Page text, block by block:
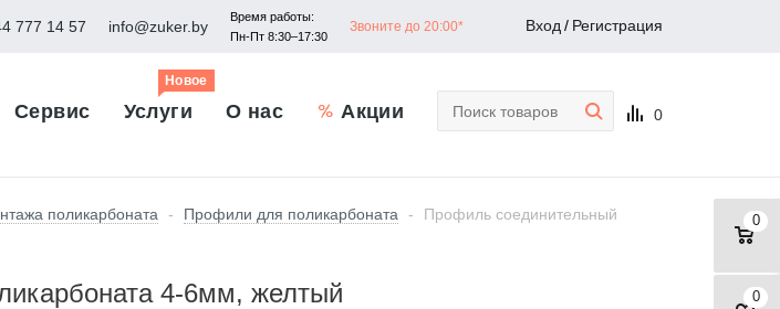
777 14 57 info@zuker.by
Время работы:
Пн-Пт 8:30–17:30
Звоните до 20:00* Вход / Регистрация
Сервис Услуги
Новое
О нас Акции 0
0
0
поликарбоната - Профили для поликарбоната -
Профиль соединительный
4-6мм, желтый